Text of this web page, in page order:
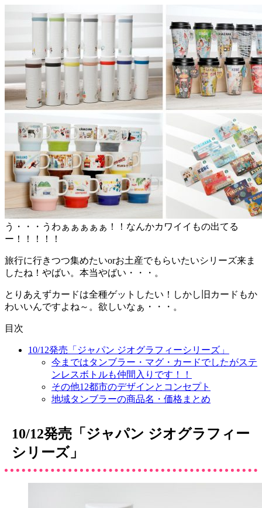
う・・・うわぁぁぁぁぁ！！なんかカワイイもの出てる
ー！！！！！
旅行に行きつつ集めたいorお土産でもらいたいシリーズ来ま
したね！やばい。本当やばい・・・。
とりあえずカードは全種ゲットしたい！しかし旧カードもか
わいいんですよね～。欲しいなぁ・・・。
目次
10/12発売「ジャパン ジオグラフィーシリーズ」
今まではタンブラー・マグ・カードでしたがステ
ンレスボトルも仲間入りです！！
その他12都市のデザインとコンセプト
地域タンブラーの商品名・価格まとめ
10/12発売「ジャパン ジオグラフィー
シリーズ」